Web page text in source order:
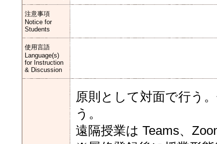
注意事項
Notice for
Students
使用言語
Language(s)
for Instruction
& Discussion
原則として対面で行う
う。
遠隔授業は Teams、